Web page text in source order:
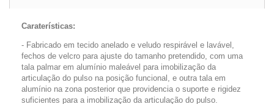
Caraterísticas:
- Fabricado em tecido anelado e veludo respirável e lavável,
fechos de velcro para ajuste do tamanho pretendido, com uma
tala palmar em alumínio maleável para imobilização da
articulação do pulso na posição funcional, e outra tala em
alumínio na zona posterior que providencia o suporte e rigidez
suficientes para a imobilização da articulação do pulso.